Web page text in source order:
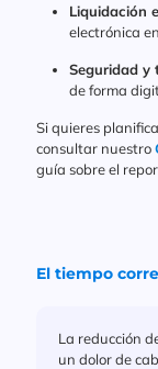
Liquidación
electrónica
Seguridad y
de forma
Si quieres
consultar nuestro
guía sobre el
El tiempo
La reducción
un dolor de